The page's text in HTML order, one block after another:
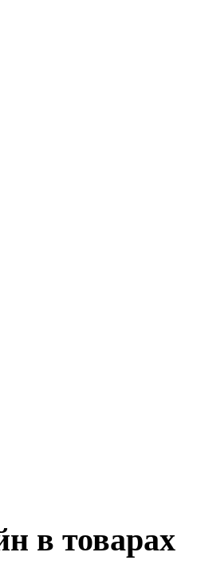
в товарах